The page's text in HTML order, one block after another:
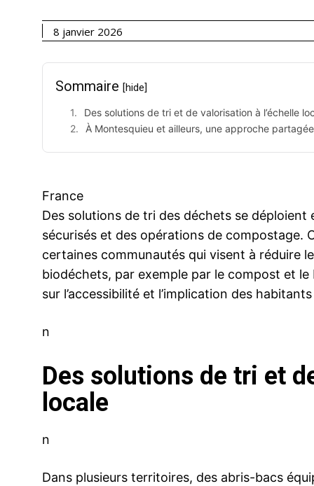
8 janvier 2026
Sommaire [hide]
Des solutions de tri et de valorisation à l’échelle
À Montesquieu et ailleurs, une approche
France
Des solutions de tri des déchets se déploient
sécurisés et des opérations de compostage.
certaines communautés qui visent à réduire
biodéchets, par exemple par le compost et
sur l’accessibilité et l’implication des
n
Des solutions de tri et
locale
n
Dans plusieurs territoires, des abris-bacs